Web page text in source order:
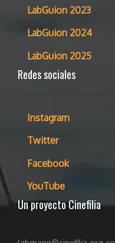
LabGuion 2023
LabGuion 2024
LabGuion 2025
Redes sociales
Instagram
Twitter
Facebook
YouTube
Un proyecto Cinefilia